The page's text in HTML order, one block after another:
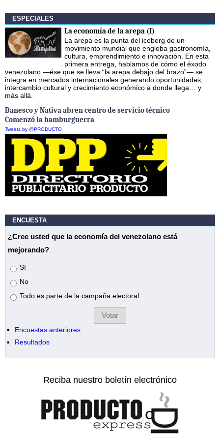
ESPECIALES
La economía de la arepa (I)
La arepa es la punta del iceberg de un
movimiento mundial que engloba gastronomía,
cultura, emprendimiento e innovación. En esta
primera entrega, hablamos de cómo el éxodo
venezolano —ése que se lleva “la arepa debajo del brazo”— se
integra en mercados internacionales generando oportunidades,
intercambio cultural y crecimiento económico a donde llega… y
más allá.
Banesco y Nativa abren centro de servicio técnico
Comenzó la hamburguerra
Tweets by @PRODUCTO
ENCUESTA
¿Cree usted que la economía del venezolano está
mejorando?
Opciones
Sí
No
Todo es parte de la campaña electoral
Encuestas anteriores
Resultados
Reciba nuestro boletín electrónico